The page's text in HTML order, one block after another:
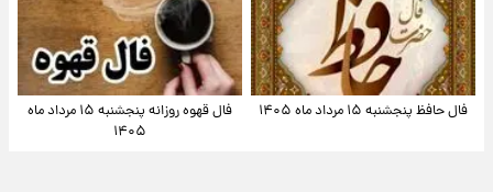
فال حافظ پنجشنبه ۱۵ مرداد ماه ۱۴۰۵
فال قهوه روزانه پنجشنبه ۱۵ مرداد ماه
۱۴۰۵